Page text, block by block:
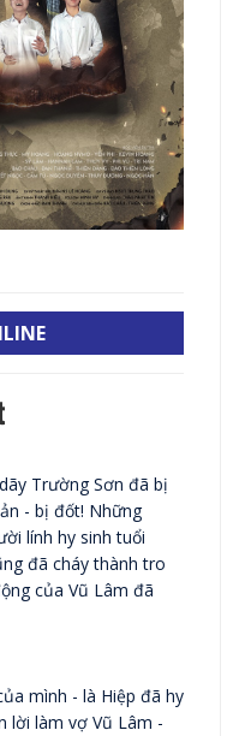
Trường Sơn đã bị
- bị đốt! Những
lính hy sinh tuổi
đã cháy thành tro
của Vũ Lâm đã
mình - là Hiệp đã hy
lời làm vợ Vũ Lâm -